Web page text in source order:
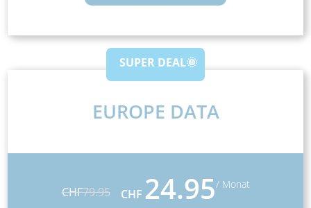
SUPER DEAL🌞
EUROPE DATA
CHF79.95 CHF 24.95/ Monat